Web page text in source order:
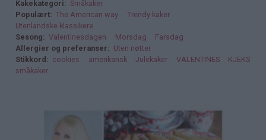
Kakekategori
Småkaker
Populært
The American way
Trendy kaker
Utenlandske klassikere
Sesong
Valentinesdagen Morsdag
Farsdag
Allergier og preferanser
Uten nøtter
Stikkord
cookies amerikansk Julekaker VALENTINES
KJEKS
småkaker